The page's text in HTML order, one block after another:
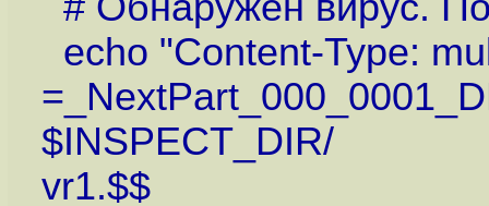
echo "Content-Type:
$INSPECT_DIR/
vr1.$$